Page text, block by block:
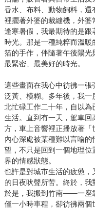
香水、布料、動物飼料，
裡擺著外婆的裁縫機，外
逢寒暑假，我最期待的是
時光。那是一種純粹而溫
箔的手作，伴隨著午後陽
最緊密、最美好的時光。
這些畫面在我心中彷彿一
泛黃、模糊。多年後，我
北忙碌工作二十年，自以
生活。直到有一天，駕車
方，車上音響裡正播放著「
內心深處被某種難以言喻
望，不只是回到一個地理
界的情感狀態。
也許是對城市生活的疲憊
的日夜吠聲所苦。終於，我
於是，我搬到竹南——一座
僅一小時車程，卻彷彿兩個